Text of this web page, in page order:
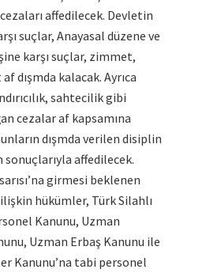
affedilecek. Devletin
suçlar, Anayasal düzene ve
karşı suçlar, zimmet,
dışmda kalacak. Ayrıca
sahtecilik gibi
cezalar af kapsamına
dışmda verilen disiplin
sonuçlarıyla affedilecek.
girmesi beklenen
hükümler, Türk Silahlı
Kanunu, Uzman
Uzman Erbaş Kanunu ile
Kanunu’na tabi personel